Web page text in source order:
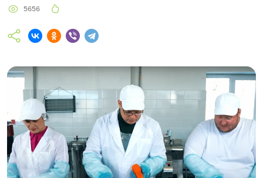
5656